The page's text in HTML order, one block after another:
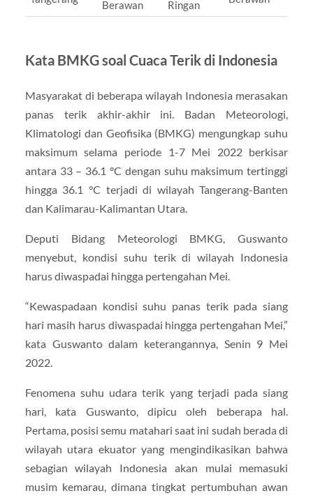
Berawan
Ringan
Kata BMKG soal Cuaca Terik di Indonesia
Masyarakat di beberapa wilayah Indonesia merasakan
panas terik akhir-akhir ini. Badan Meteorologi,
Klimatologi dan Geofisika (BMKG) mengungkap suhu
maksimum selama periode 1-7 Mei 2022 berkisar
antara 33 – 36.1 °C dengan suhu maksimum tertinggi
hingga 36.1 °C terjadi di wilayah Tangerang-Banten
dan Kalimarau-Kalimantan Utara.
Deputi Bidang Meteorologi BMKG, Guswanto
menyebut, kondisi suhu terik di wilayah Indonesia
harus diwaspadai hingga pertengahan Mei.
“Kewaspadaan kondisi suhu panas terik pada siang
hari masih harus diwaspadai hingga pertengahan Mei,”
kata Guswanto dalam keterangannya, Senin 9 Mei
2022.
Fenomena suhu udara terik yang terjadi pada siang
hari, kata Guswanto, dipicu oleh beberapa hal.
Pertama, posisi semu matahari saat ini sudah berada di
wilayah utara ekuator yang mengindikasikan bahwa
sebagian wilayah Indonesia akan mulai memasuki
musim kemarau, dimana tingkat pertumbuhan awan